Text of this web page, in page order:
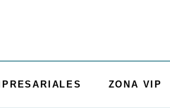
ZONA VIP